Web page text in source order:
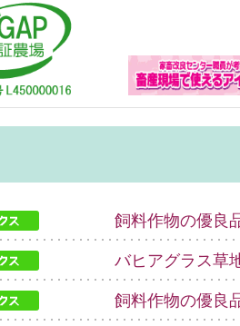
飼料作物の優良
バヒアグラス草
飼料作物の優良